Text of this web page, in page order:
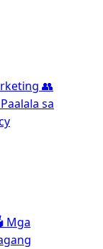
👥
sa
Mga